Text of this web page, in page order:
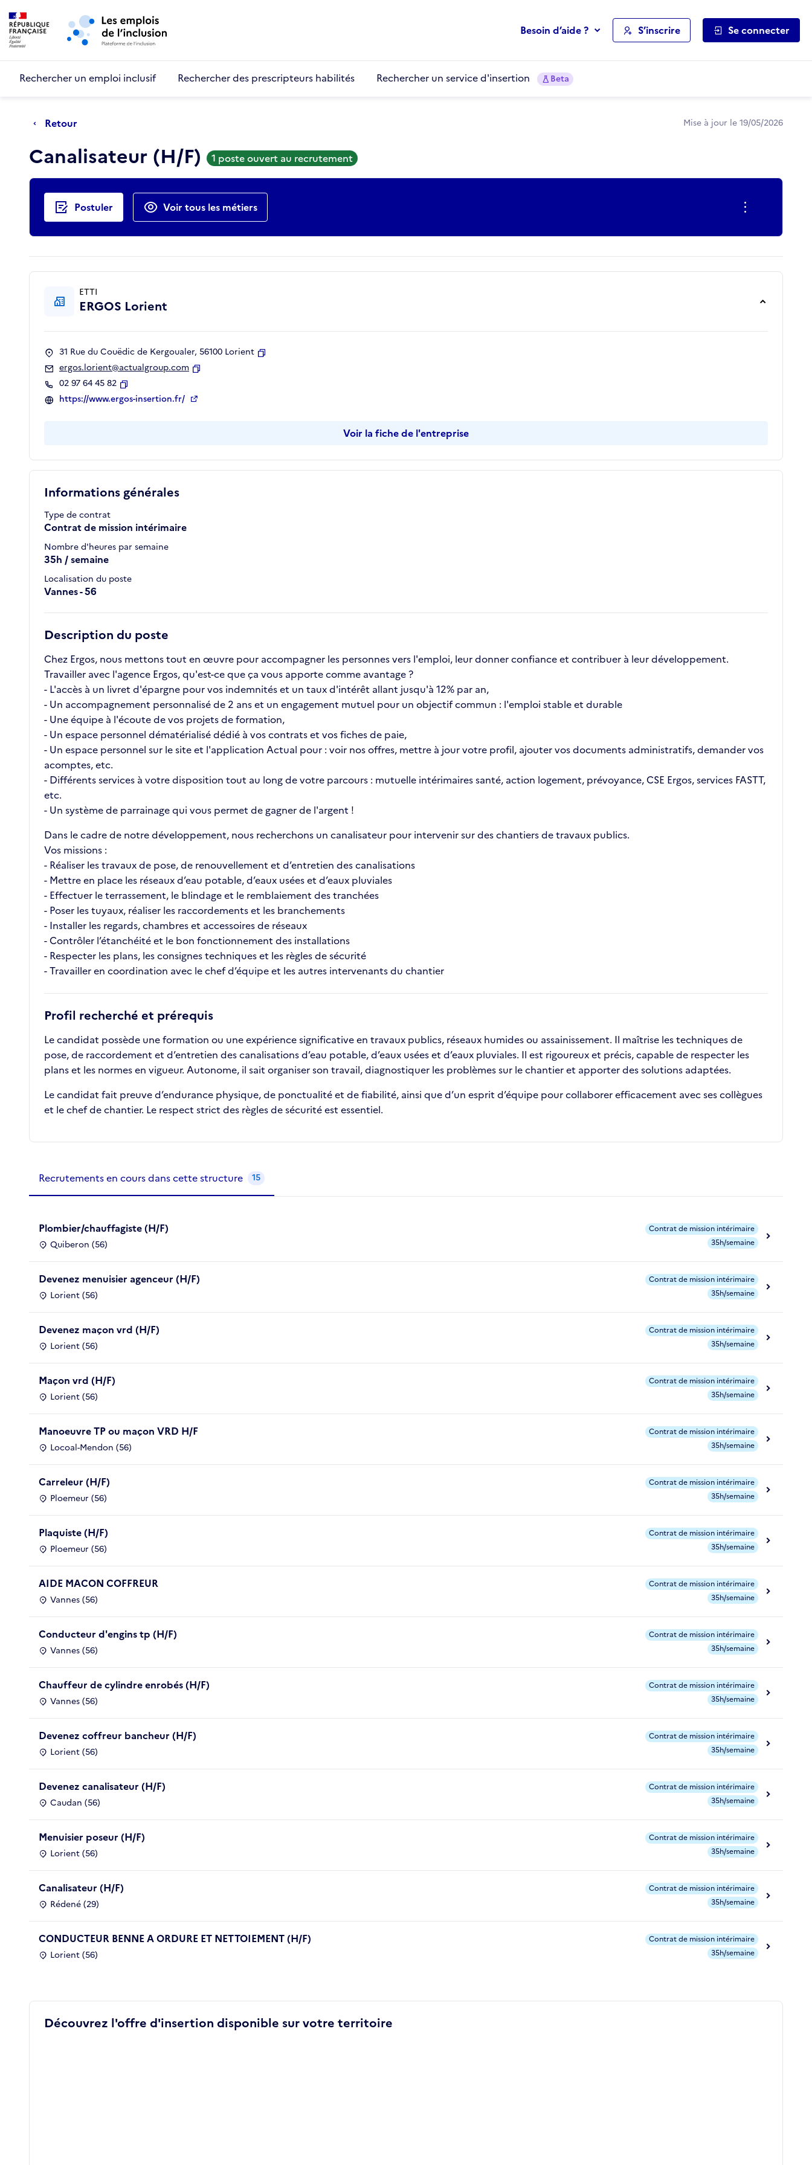
Aller au menu principal
Besoin d’aide ? S’inscrire Se connecter
Rechercher un emploi inclusif Rechercher des prescripteurs habilités Rechercher un service d'insertion Beta
Retour Mise à jour le 19/05/2026
Canalisateur (H/F) 1 poste ouvert au recrutement
Actions rapides
Postuler Voir tous les métiers
Informations générales
Type de contrat
Contrat de mission intérimaire
Nombre d'heures par semaine
35h / semaine
Localisation du poste
Vannes - 56
Description du poste
Chez Ergos, nous mettons tout en œuvre pour accompagner les personnes vers l'emploi, leur donner confiance et contribuer à leur développement.
Travailler avec l'agence Ergos, qu'est-ce que ça vous apporte comme avantage ?
- L'accès à un livret d'épargne pour vos indemnités et un taux d'intérêt allant jusqu'à 12% par an,
- Un accompagnement personnalisé de 2 ans et un engagement mutuel pour un objectif commun : l'emploi stable et durable
- Une équipe à l'écoute de vos projets de formation,
- Un espace personnel dématérialisé dédié à vos contrats et vos fiches de paie,
- Un espace personnel sur le site et l'application Actual pour : voir nos offres, mettre à jour votre profil, ajouter vos documents administratifs, demander vos
acomptes, etc.
- Différents services à votre disposition tout au long de votre parcours : mutuelle intérimaires santé, action logement, prévoyance, CSE Ergos, services FASTT,
etc.
- Un système de parrainage qui vous permet de gagner de l'argent !
Dans le cadre de notre développement, nous recherchons un canalisateur pour intervenir sur des chantiers de travaux publics.
Vos missions :
- Réaliser les travaux de pose, de renouvellement et d’entretien des canalisations
- Mettre en place les réseaux d’eau potable, d’eaux usées et d’eaux pluviales
- Effectuer le terrassement, le blindage et le remblaiement des tranchées
- Poser les tuyaux, réaliser les raccordements et les branchements
- Installer les regards, chambres et accessoires de réseaux
- Contrôler l’étanchéité et le bon fonctionnement des installations
- Respecter les plans, les consignes techniques et les règles de sécurité
- Travailler en coordination avec le chef d’équipe et les autres intervenants du chantier
Profil recherché et prérequis
Le candidat possède une formation ou une expérience significative en travaux publics, réseaux humides ou assainissement. Il maîtrise les techniques de
pose, de raccordement et d’entretien des canalisations d’eau potable, d’eaux usées et d’eaux pluviales. Il est rigoureux et précis, capable de respecter les
plans et les normes en vigueur. Autonome, il sait organiser son travail, diagnostiquer les problèmes sur le chantier et apporter des solutions adaptées.
Le candidat fait preuve d’endurance physique, de ponctualité et de fiabilité, ainsi que d’un esprit d’équipe pour collaborer efficacement avec ses collègues
et le chef de chantier. Le respect strict des règles de sécurité est essentiel.
ETTI
ERGOS Lorient
31 Rue du Couëdic de Kergoualer, 56100 Lorient
ergos.lorient@actualgroup.com
02 97 64 45 82
Copier
https://www.ergos-insertion.fr/
Voir la fiche de l'entreprise
Recrutements de la structure
Recrutements en cours dans cette structure 15
Plombier/chauffagiste (H/F)
Quiberon (56)
Contrat de mission intérimaire
35h/semaine
Devenez menuisier agenceur (H/F)
Lorient (56)
Contrat de mission intérimaire
35h/semaine
Devenez maçon vrd (H/F)
Lorient (56)
Contrat de mission intérimaire
35h/semaine
Maçon vrd (H/F)
Lorient (56)
Contrat de mission intérimaire
35h/semaine
Manoeuvre TP ou maçon VRD H/F
Locoal-Mendon (56)
Contrat de mission intérimaire
35h/semaine
Carreleur (H/F)
Ploemeur (56)
Contrat de mission intérimaire
35h/semaine
Plaquiste (H/F)
Ploemeur (56)
Contrat de mission intérimaire
35h/semaine
AIDE MACON COFFREUR
Vannes (56)
Contrat de mission intérimaire
35h/semaine
Conducteur d'engins tp (H/F)
Vannes (56)
Contrat de mission intérimaire
35h/semaine
Chauffeur de cylindre enrobés (H/F)
Vannes (56)
Contrat de mission intérimaire
35h/semaine
Devenez coffreur bancheur (H/F)
Lorient (56)
Contrat de mission intérimaire
35h/semaine
Devenez canalisateur (H/F)
Caudan (56)
Contrat de mission intérimaire
35h/semaine
Menuisier poseur (H/F)
Lorient (56)
Contrat de mission intérimaire
35h/semaine
Canalisateur (H/F)
Rédené (29)
Contrat de mission intérimaire
35h/semaine
CONDUCTEUR BENNE A ORDURE ET NETTOIEMENT (H/F)
Lorient (56)
Contrat de mission intérimaire
35h/semaine
Découvrez l'offre d'insertion disponible sur votre territoire